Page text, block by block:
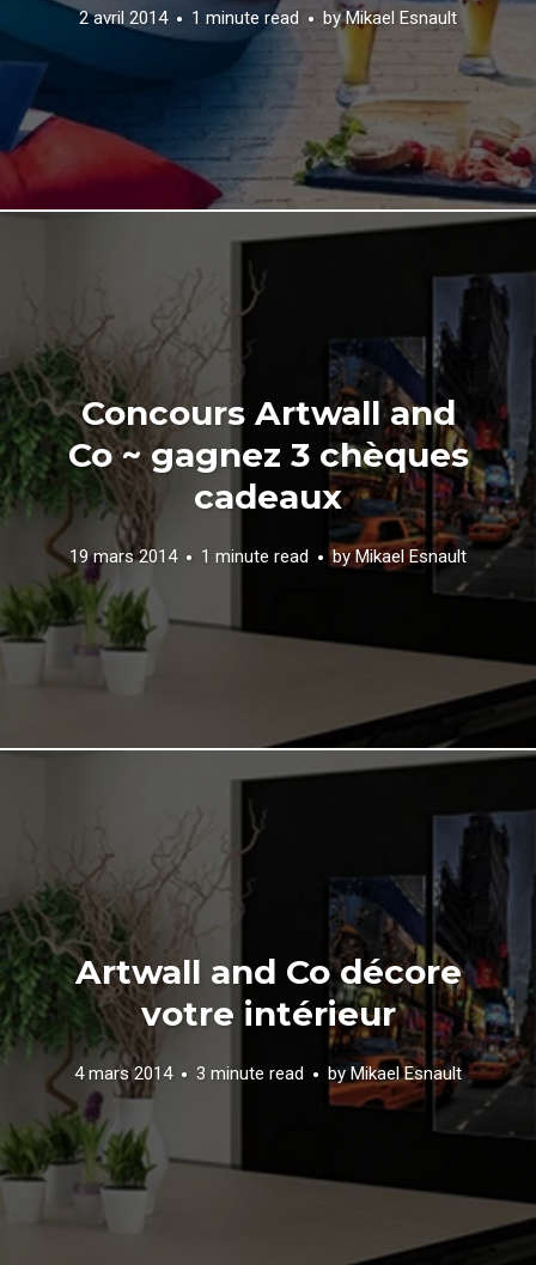
2 avril 2014 1 minute read byMikael Esnault
Concours Artwall and
Co ~ gagnez 3 chèques
cadeaux
19 mars 2014 1 minute read byMikael Esnault
Artwall and Co décore
votre intérieur
4 mars 2014 3 minute read byMikael Esnault